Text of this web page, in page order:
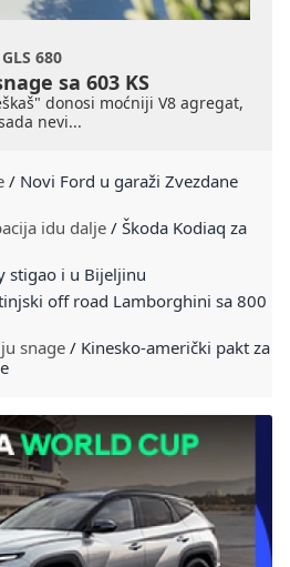
680
sa 603 KS
donosi moćniji V8 agregat,
nevi...
/ Novi Ford u garaži Zvezdane
idu dalje / Škoda Kodiaq za
stigao i u Bijeljinu
off road Lamborghini sa 800
snage / Kinesko-američki pakt za